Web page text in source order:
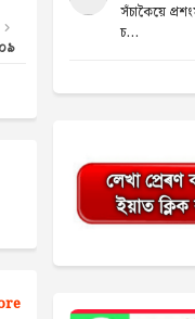
সঁচাকৈয়ে
চ...